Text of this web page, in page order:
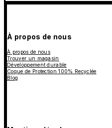
À propos de nous
À propos de nous
Trouver un magasin
Développement durable
Coque de Protection 100% Recyclée
Blog